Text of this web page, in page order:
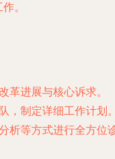
。
革进展与核心诉求。
，制定详细工作计划
析等方式进行全方位